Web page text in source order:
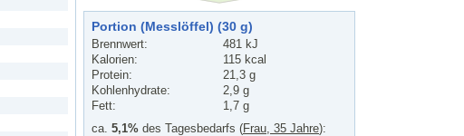
Portion (Messlöffel) (30 g)
Brennwert:
481 kJ
Kalorien:
115 kcal
Protein:
21,3 g
Kohlenhydrate:
2,9 g
Fett:
1,7 g
ca. 5,1% des Tagesbedarfs (Frau, 35 Jahre):